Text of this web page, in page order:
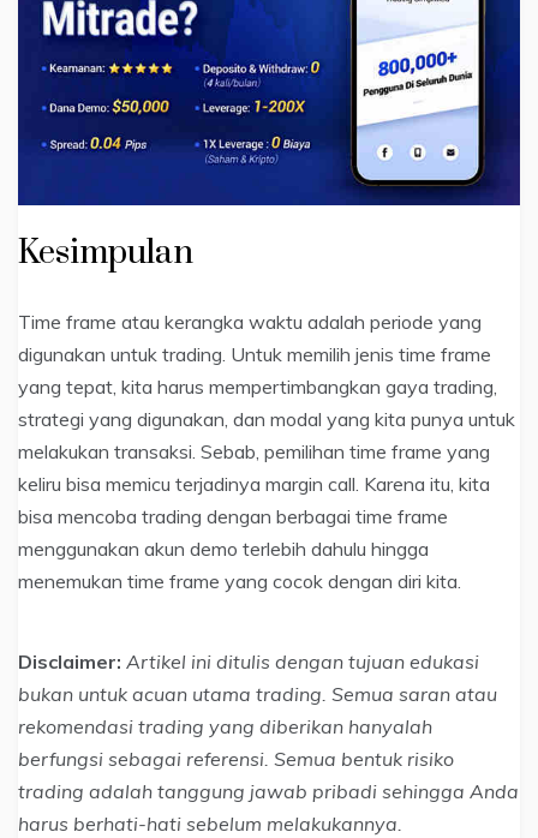
Kesimpulan
Time frame atau kerangka waktu adalah periode yang
digunakan untuk trading. Untuk memilih jenis time frame
yang tepat, kita harus mempertimbangkan gaya trading,
strategi yang digunakan, dan modal yang kita punya untuk
melakukan transaksi. Sebab, pemilihan time frame yang
keliru bisa memicu terjadinya margin call. Karena itu, kita
bisa mencoba trading dengan berbagai time frame
menggunakan akun demo terlebih dahulu hingga
menemukan time frame yang cocok dengan diri kita.
Disclaimer: Artikel ini ditulis dengan tujuan edukasi
bukan untuk acuan utama trading. Semua saran atau
rekomendasi trading yang diberikan hanyalah
berfungsi sebagai referensi. Semua bentuk risiko
trading adalah tanggung jawab pribadi sehingga Anda
harus berhati-hati sebelum melakukannya.